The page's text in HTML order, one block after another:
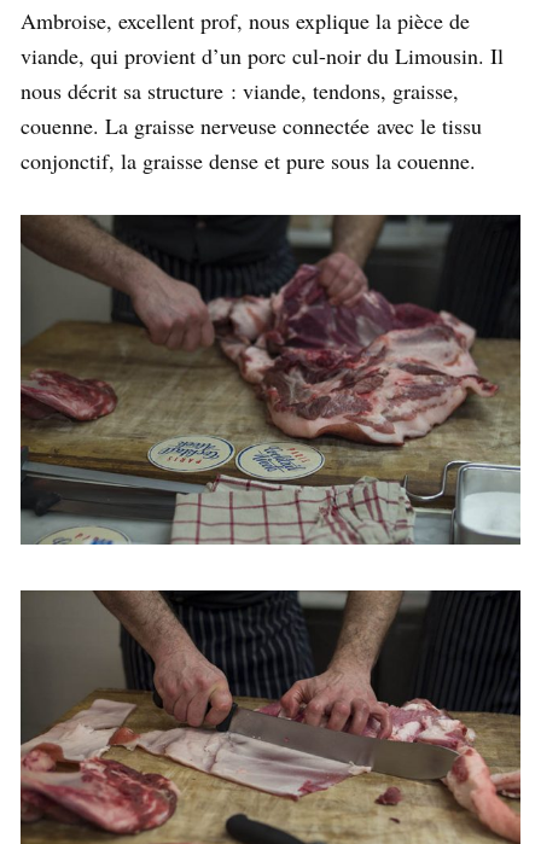
Ambroise, excellent prof, nous explique la pièce de
viande, qui provient d’un porc cul-noir du Limousin. Il
nous décrit sa structure : viande, tendons, graisse,
couenne. La graisse nerveuse connectée avec le tissu
conjonctif, la graisse dense et pure sous la couenne.